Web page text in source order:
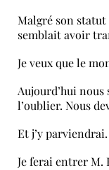
Malgré son statut
semblait avoir
Je veux que le
Aujourd’hui
l’oublier. Nous
Et j’y parviendrai.
Je ferai entrer M.